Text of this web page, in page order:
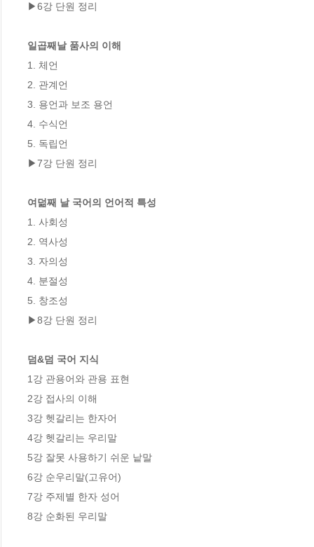
▶6강 단원 정리
일곱째날 품사의 이해
1. 체언
2. 관계언
3. 용언과 보조 용언
4. 수식언
5. 독립언
▶7강 단원 정리
여덞째 날 국어의 언어적 특성
1. 사회성
2. 역사성
3. 자의성
4. 분절성
5. 창조성
▶8강 단원 정리
덤&덤 국어 지식
1강 관용어와 관용 표현
2강 접사의 이해
3강 헷갈리는 한자어
4강 헷갈리는 우리말
5강 잘못 사용하기 쉬운 낱말
6강 순우리말(고유어)
7강 주제별 한자 성어
8강 순화된 우리말